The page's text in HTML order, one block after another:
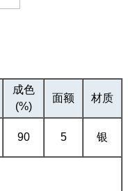
成色
(%)
面额 材质
90 5 银